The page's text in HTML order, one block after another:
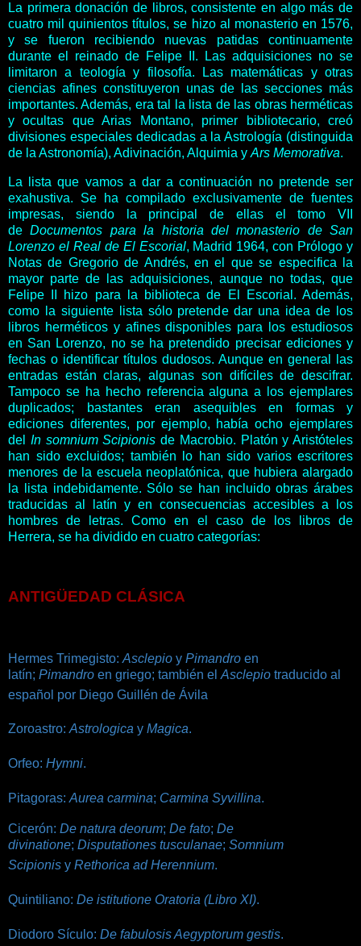
La primera donación de libros, consistente en algo más de
cuatro mil quinientos títulos, se hizo al monasterio en 1576,
y se fueron recibiendo nuevas patidas continuamente
durante el reinado de Felipe II. Las adquisiciones no se
limitaron a teología y filosofía. Las matemáticas y otras
ciencias afines constituyeron unas de las secciones más
importantes. Además, era tal la lista de las obras herméticas
y ocultas que Arias Montano, primer bibliotecario, creó
divisiones especiales dedicadas a la Astrología (distinguida
de la Astronomía), Adivinación, Alquimia yArs Memorativa.
La lista que vamos a dar a continuación no pretende ser
exahustiva. Se ha compilado exclusivamente de fuentes
impresas, siendo la principal de ellas el tomo VII
deDocumentos para la historia del monasterio de San
Lorenzo el Real de El Escorial, Madrid 1964, con Prólogo y
Notas de Gregorio de Andrés, en el que se especifica la
mayor parte de las adquisiciones, aunque no todas, que
Felipe II hizo para la biblioteca de El Escorial. Además,
como la siguiente lista sólo pretende dar una idea de los
libros herméticos y afines disponibles para los estudiosos
en San Lorenzo, no se ha pretendido precisar ediciones y
fechas o identificar títulos dudosos. Aunque en general las
entradas están claras, algunas son difíciles de descifrar.
Tampoco se ha hecho referencia alguna a los ejemplares
duplicados; bastantes eran asequibles en formas y
ediciones diferentes, por ejemplo, había ocho ejemplares
del In somnium Scipionis de Macrobio. Platón y Aristóteles
han sido excluidos; también lo han sido varios escritores
menores de la escuela neoplatónica, que hubiera alargado
la lista indebidamente. Sólo se han incluido obras árabes
traducidas al latín y en consecuencias accesibles a los
hombres de letras. Como en el caso de los libros de
Herrera, se ha dividido en cuatro categorías:
ANTIGÜEDAD CLÁSICA
Hermes Trimegisto: Asclepio y Pimandro en
latín; Pimandro en griego; también el Asclepio traducido al
español por Diego Guillén de Ávila
Zoroastro:Astrologica y Magica.
Orfeo: Hymni.
Pitagoras: Aurea carmina; Carmina Syvillina.
Cicerón: De natura deorum; De fato; De
divinatione; Disputationes tusculanae; Somnium
Scipionis y Rethorica ad Herennium.
Quintiliano: De istitutione Oratoria (Libro XI).
Diodoro Sículo: De fabulosis Aegyptorum gestis.